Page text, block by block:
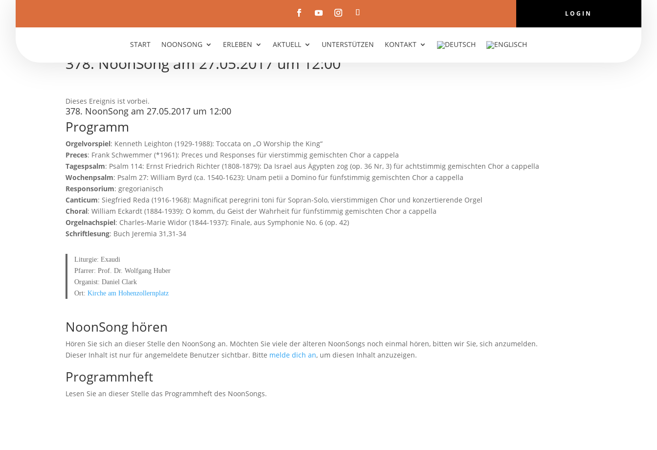
LOGIN
START NOONSONG ERLEBEN AKTUELL UNTERSTÜTZEN KONTAKT
378. NoonSong am 27.05.2017 um 12:00
Dieses Ereignis ist vorbei.
378. NoonSong am 27.05.2017 um 12:00
Programm
Orgelvorspiel: Kenneth Leighton (1929-1988): Toccata on „O Worship the King“
Preces: Frank Schwemmer (*1961): Preces und Responses für vierstimmig gemischten Chor a cappela
Tagespsalm: Psalm 114: Ernst Friedrich Richter (1808-1879): Da Israel aus Ägypten zog (op. 36 Nr, 3) für achtstimmig gemischten Chor a cappella
Wochenpsalm: Psalm 27: William Byrd (ca. 1540-1623): Unam petii a Domino für fünfstimmig gemischten Chor a cappella
Responsorium: gregorianisch
Canticum: Siegfried Reda (1916-1968): Magnificat peregrini toni für Sopran-Solo, vierstimmigen Chor und konzertierende Orgel
Choral: William Eckardt (1884-1939): O komm, du Geist der Wahrheit für fünfstimmig gemischten Chor a cappella
Orgelnachspiel: Charles-Marie Widor (1844-1937): Finale, aus Symphonie No. 6 (op. 42)
Schriftlesung: Buch Jeremia 31,31-34
Liturgie: Exaudi
Pfarrer: Prof. Dr. Wolfgang Huber
Organist: Daniel Clark
Ort: Kirche am Hohenzollernplatz
NoonSong hören
Hören Sie sich an dieser Stelle den NoonSong an. Möchten Sie viele der älteren NoonSongs noch einmal hören, bitten wir Sie, sich anzumelden.
Dieser Inhalt ist nur für angemeldete Benutzer sichtbar. Bitte melde dich an, um diesen Inhalt anzuzeigen.
Programmheft
Lesen Sie an dieser Stelle das Programmheft des NoonSongs.